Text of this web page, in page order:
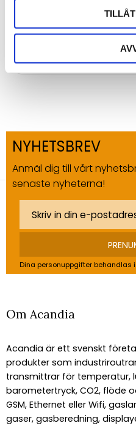
anpassad väderstation.
5 990kr
NYHETSBREV
Anmäl dig till vårt
senaste nyheterna!
Dina personuppgifter behandlas
Om Acandia
Acandia är ett svenskt
produkter som
transmittrar för temperatur,
barometertryck, CO2, flöde
GSM, Ethernet eller Wifi,
gaser, gasberedning,